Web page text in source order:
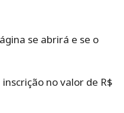
se abrirá e se o
no valor de R$